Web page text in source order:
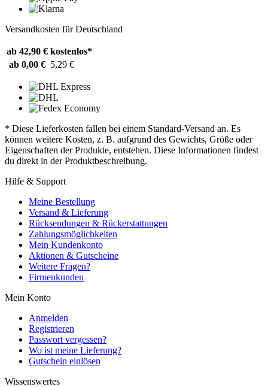
Versandkosten für Deutschland
ab 42,90 € kostenlos*
ab 0,00 € 5,29 €
* Diese Lieferkosten fallen bei einem Standard-Versand an. Es
können weitere Kosten, z. B. aufgrund des Gewichts, Größe oder
Eigenschaften der Produkte, entstehen. Diese Informationen findest
du direkt in der Produktbeschreibung.
Hilfe & Support
Meine Bestellung
Versand & Lieferung
Rücksendungen & Rückerstattungen
Zahlungsmöglichkeiten
Mein Kundenkonto
Aktionen & Gutscheine
Weitere Fragen?
Firmenkunden
Mein Konto
Anmelden
Registrieren
Passwort vergessen?
Wo ist meine Lieferung?
Gutschein einlösen
Wissenswertes